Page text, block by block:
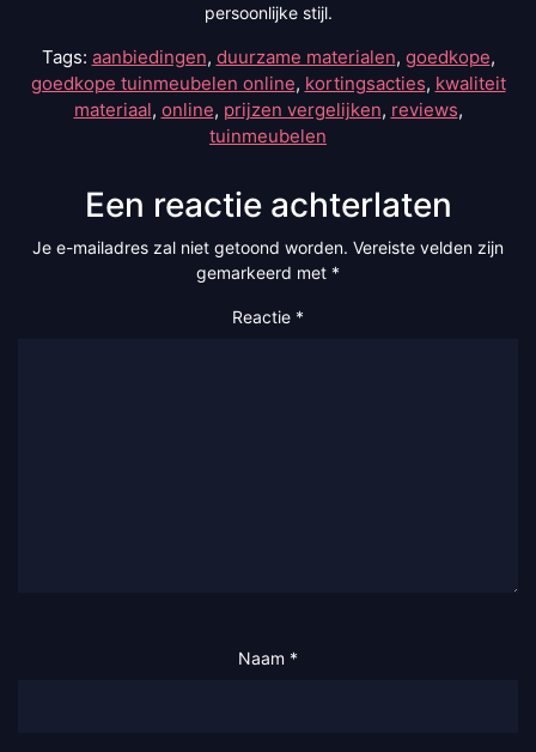
persoonlijke stijl.
Tags: aanbiedingen, duurzame materialen, goedkope,
goedkope tuinmeubelen online, kortingsacties, kwaliteit
materiaal, online, prijzen vergelijken, reviews,
tuinmeubelen
Een reactie achterlaten
Je e-mailadres zal niet getoond worden. Vereiste velden zijn
gemarkeerd met *
Reactie *
Naam *